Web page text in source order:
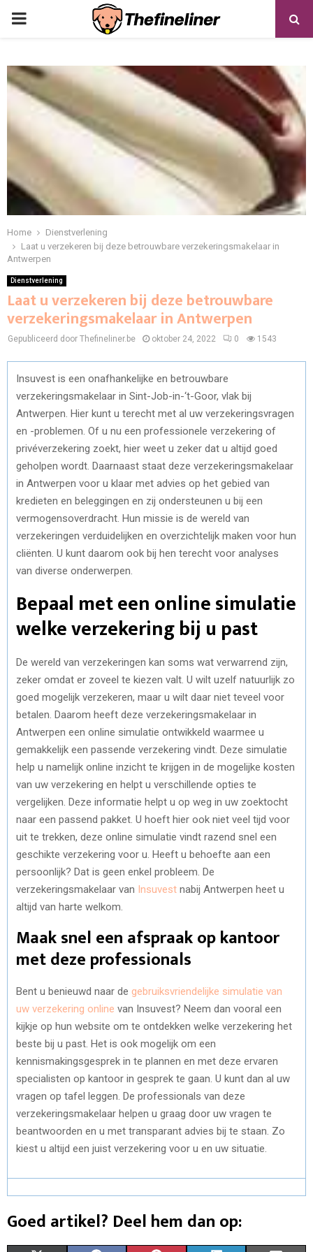
PRIMARY
Home
Dienstverlening
Laat u verzekeren bij deze betrouwbare verzekeringsmakelaar in
Antwerpen
Dienstverlening
Laat u verzekeren bij deze betrouwbare
verzekeringsmakelaar in Antwerpen
Gepubliceerd door Thefineliner.be oktober 24, 2022 0 1543
Insuvest is een onafhankelijke en betrouwbare
verzekeringsmakelaar in Sint-Job-in-‘t-Goor, vlak bij
Antwerpen. Hier kunt u terecht met al uw verzekeringsvragen
en -problemen. Of u nu een professionele verzekering of
privéverzekering zoekt, hier weet u zeker dat u altijd goed
geholpen wordt. Daarnaast staat deze verzekeringsmakelaar
in Antwerpen voor u klaar met advies op het gebied van
kredieten en beleggingen en zij ondersteunen u bij een
vermogensoverdracht. Hun missie is de wereld van
verzekeringen verduidelijken en overzichtelijk maken voor hun
cliënten. U kunt daarom ook bij hen terecht voor analyses
van diverse onderwerpen.
Bepaal met een online simulatie
welke verzekering bij u past
De wereld van verzekeringen kan soms wat verwarrend zijn,
zeker omdat er zoveel te kiezen valt. U wilt uzelf natuurlijk zo
goed mogelijk verzekeren, maar u wilt daar niet teveel voor
betalen. Daarom heeft deze verzekeringsmakelaar in
Antwerpen een online simulatie ontwikkeld waarmee u
gemakkelijk een passende verzekering vindt. Deze simulatie
help u namelijk online inzicht te krijgen in de mogelijke kosten
van uw verzekering en helpt u verschillende opties te
vergelijken. Deze informatie helpt u op weg in uw zoektocht
naar een passend pakket. U hoeft hier ook niet veel tijd voor
uit te trekken, deze online simulatie vindt razend snel een
geschikte verzekering voor u. Heeft u behoefte aan een
persoonlijk? Dat is geen enkel probleem. De
verzekeringsmakelaar van Insuvest nabij Antwerpen heet u
altijd van harte welkom.
Maak snel een afspraak op kantoor
met deze professionals
Bent u benieuwd naar de gebruiksvriendelijke simulatie van
uw verzekering online van Insuvest? Neem dan vooral een
kijkje op hun website om te ontdekken welke verzekering het
beste bij u past. Het is ook mogelijk om een
kennismakingsgesprek in te plannen en met deze ervaren
specialisten op kantoor in gesprek te gaan. U kunt dan al uw
vragen op tafel leggen. De professionals van deze
verzekeringsmakelaar helpen u graag door uw vragen te
beantwoorden en u met transparant advies bij te staan. Zo
kiest u altijd een juist verzekering voor u en uw situatie.
Goed artikel? Deel hem dan op: